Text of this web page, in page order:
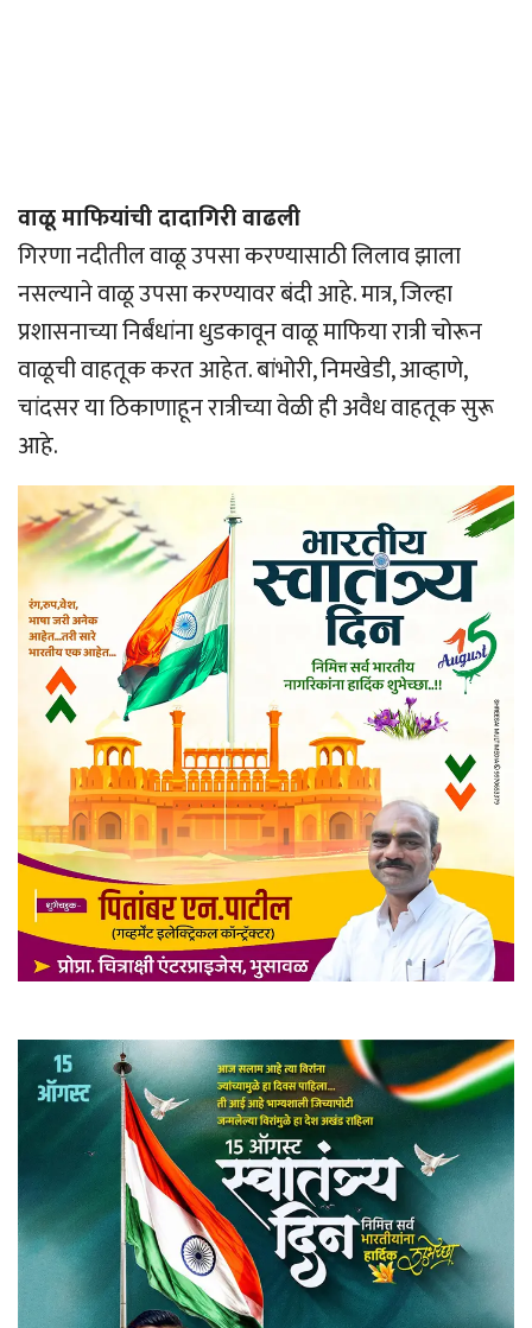
वाळू माफियांची दादागिरी वाढली
गिरणा नदीतील वाळू उपसा करण्यासाठी लिलाव झाला
नसल्याने वाळू उपसा करण्यावर बंदी आहे. मात्र, जिल्हा
प्रशासनाच्या निर्बंधांना धुडकावून वाळू माफिया रात्री चोरून
वाळूची वाहतूक करत आहेत. बांभोरी, निमखेडी, आव्हाणे,
चांदसर या ठिकाणाहून रात्रीच्या वेळी ही अवैध वाहतूक सुरू
आहे.